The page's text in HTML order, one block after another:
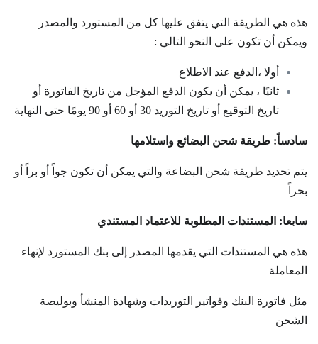
هذه هي الطريقة التي يتفق عليها كل من المستورد والمصدر
ويمكن أن تكون على النحو التالي :
أولا ،الدفع عند الاطلاع
ثانيًا ، يمكن أن يكون الدفع المؤجل من تاريخ الفاتورة أو
تاريخ التوقيع أو تاريخ التوريد 30 أو 60 أو 90 يومًا حتى النهاية
سادساً: طريقة شحن البضائع واستلامها
يتم تحديد طريقة شحن البضاعة والتي يمكن أن تكون جواً أو براً أو
بحراً
سابعا: المستندات المطلوبة للاعتماد المستندي
هذه هي المستندات التي يقدمها المصدر إلى بنك المستورد لإنهاء
المعاملة
مثل فاتورة البنك وفواتير التوريدات وشهادة المنشأ وبوليصة
الشحن